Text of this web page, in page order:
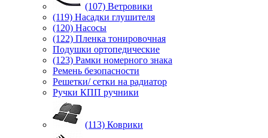
(107) Ветровики
(119) Насадки глушителя
(120) Насосы
(122) Пленка тонировочная
Подушки ортопедические
(123) Рамки номерного знака
Ремень безопасности
Решетки/ сетки на радиатор
Ручки КПП ручники
(113) Коврики